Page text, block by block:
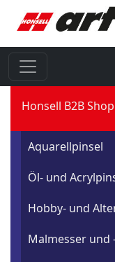
Honsell B2B Shop
Aquarellpinsel
Öl- und
Hobby- und
Malmesser und